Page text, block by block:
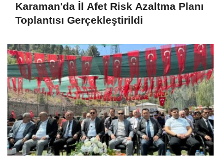
Karaman'da İl Afet Risk Azaltma Planı
Toplantısı Gerçekleştirildi